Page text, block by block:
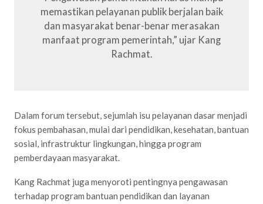
memastikan pelayanan publik berjalan baik
dan masyarakat benar-benar merasakan
manfaat program pemerintah,” ujar Kang
Rachmat.
Dalam forum tersebut, sejumlah isu pelayanan dasar menjadi
fokus pembahasan, mulai dari pendidikan, kesehatan, bantuan
sosial, infrastruktur lingkungan, hingga program
pemberdayaan masyarakat.
Kang Rachmat juga menyoroti pentingnya pengawasan
terhadap program bantuan pendidikan dan layanan